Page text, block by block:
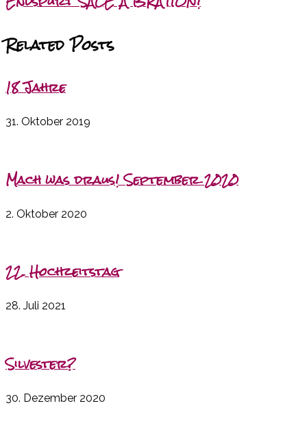
Related Posts
18 Jahre
31. Oktober 2019
Mach was draus! September 2020
2. Oktober 2020
22. Hochzeitstag
28. Juli 2021
Silvester?
30. Dezember 2020